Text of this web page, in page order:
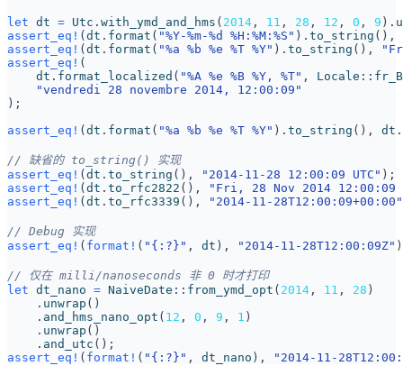
let dt = Utc . with_ymd_and_hms ( 2014 , 11 , 28 , 12 , 0 , 9 ).
assert_eq! ( dt . format ( "%Y-%m-%d %H:%M:%S" ). to_string (),
assert_eq! ( dt . format ( "%a %b %e %T %Y" ). to_string (),
assert_eq! (
dt . format_localized ( "%A %e %B %Y, %T" , Locale ::
"vendredi 28 novembre 2014, 12:00:09"
);
assert_eq! ( dt . format ( "%a %b %e %T %Y" ). to_string (), dt .
assert_eq! ( dt . to_string (), "2014-11-28 12:00:09 UTC" );
assert_eq! ( dt . to_rfc2822 (),
"Fri, 28 Nov 2014 12:00:09
assert_eq! ( dt . to_rfc3339 (), "2014-11-28T12:00:09+00:00"
assert_eq! ( format! ( " {:?} " , dt ), "2014-11-28T12:00:09Z"
let dt_nano = NaiveDate :: from_ymd_opt ( 2014 , 11 , 28 )
. unwrap ()
. and_hms_nano_opt ( 12 , 0 , 9 , 1 )
. unwrap ()
. and_utc ();
assert_eq! ( format! ( " {:?} " , dt_nano ), "2014-11-